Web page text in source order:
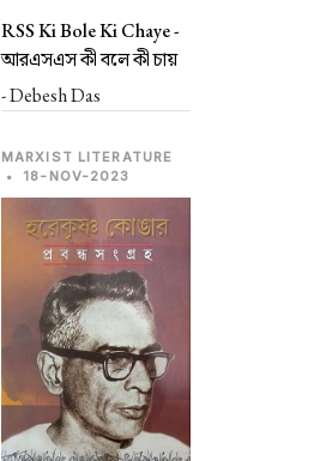
RSS Ki Bole Ki Chaye -
আরএসএস কী বলে কী চায়
- Debesh Das
MARXIST LITERATURE
•
18-NOV-2023